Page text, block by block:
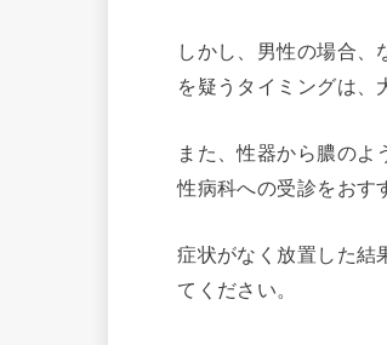
しかし、男性の場合、
を疑うタイミングは、
また、性器から膿のよ
性病科への受診をおす
症状がなく放置した結
てください。